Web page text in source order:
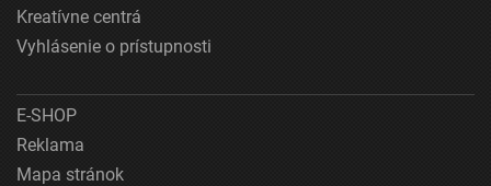
Kreatívne centrá
Vyhlásenie o prístupnosti
E-SHOP
Reklama
Mapa stránok